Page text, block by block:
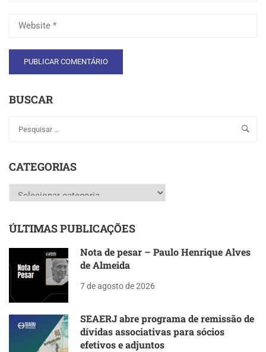
BUSCAR
CATEGORIAS
Categorias
ÚLTIMAS PUBLICAÇÕES
Nota de pesar – Paulo Henrique Alves
de Almeida
7 de agosto de 2026
SEAERJ abre programa de remissão de
dívidas associativas para sócios
efetivos e adjuntos